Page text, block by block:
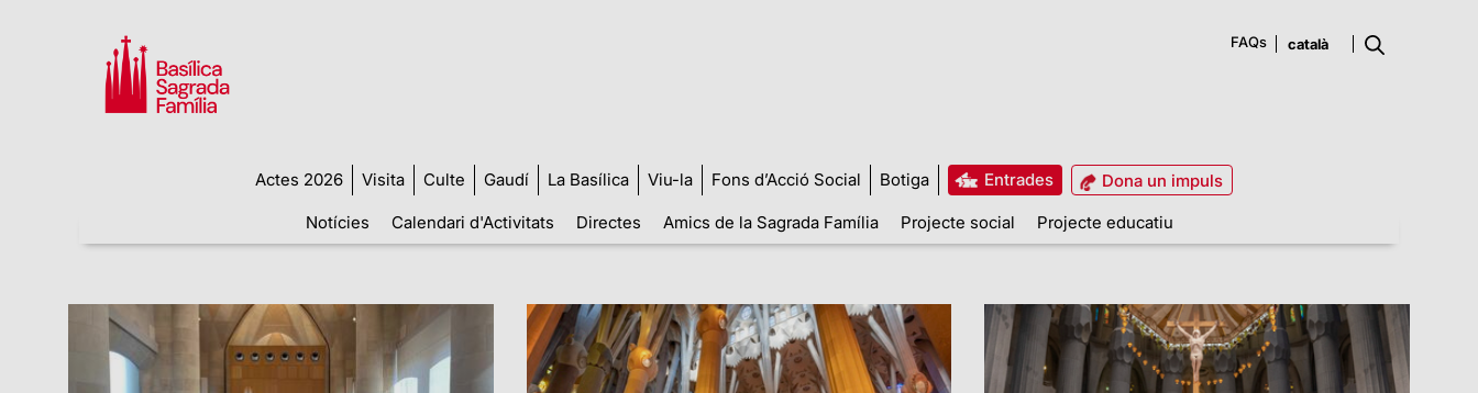
FAQs
Actes 2026 Visita Culte Gaudí La Basílica Viu-la Fons d’Acció Social Botiga Entrades
Dona un impuls
Notícies
Calendari d'Activitats Directes Amics de la Sagrada Família Projecte social Projecte educatiu